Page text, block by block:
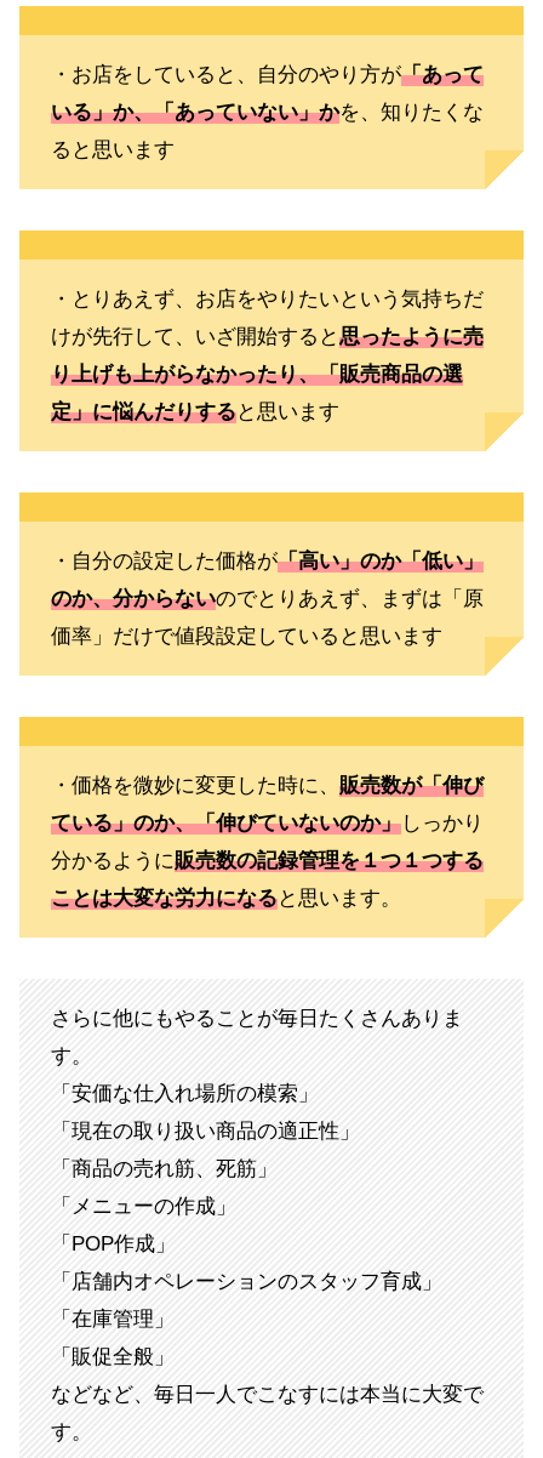
・お店をしていると、自分のやり方が「あって
いる」か、「あっていない」かを、知りたくな
ると思います
・とりあえず、お店をやりたいという気持ちだ
けが先行して、いざ開始すると思ったように売
り上げも上がらなかったり、「販売商品の選
定」に悩んだりすると思います
・自分の設定した価格が「高い」のか「低い」
のか、分からないのでとりあえず、まずは「原
価率」だけで値段設定していると思います
・価格を微妙に変更した時に、 販売数が「伸び
ている」のか、「伸びていないのか」しっかり
分かるように販売数の記録管理を１つ１つする
ことは大変な労力になると思います。
さらに他にもやることが毎日たくさんありま
す。
「安価な仕入れ場所の模索」
「現在の取り扱い商品の適正性」
「商品の売れ筋、死筋」
「メニューの作成」
「POP作成」
「店舗内オペレーションのスタッフ育成」
「在庫管理」
「販促全般」
などなど、毎日一人でこなすには本当に大変で
す。